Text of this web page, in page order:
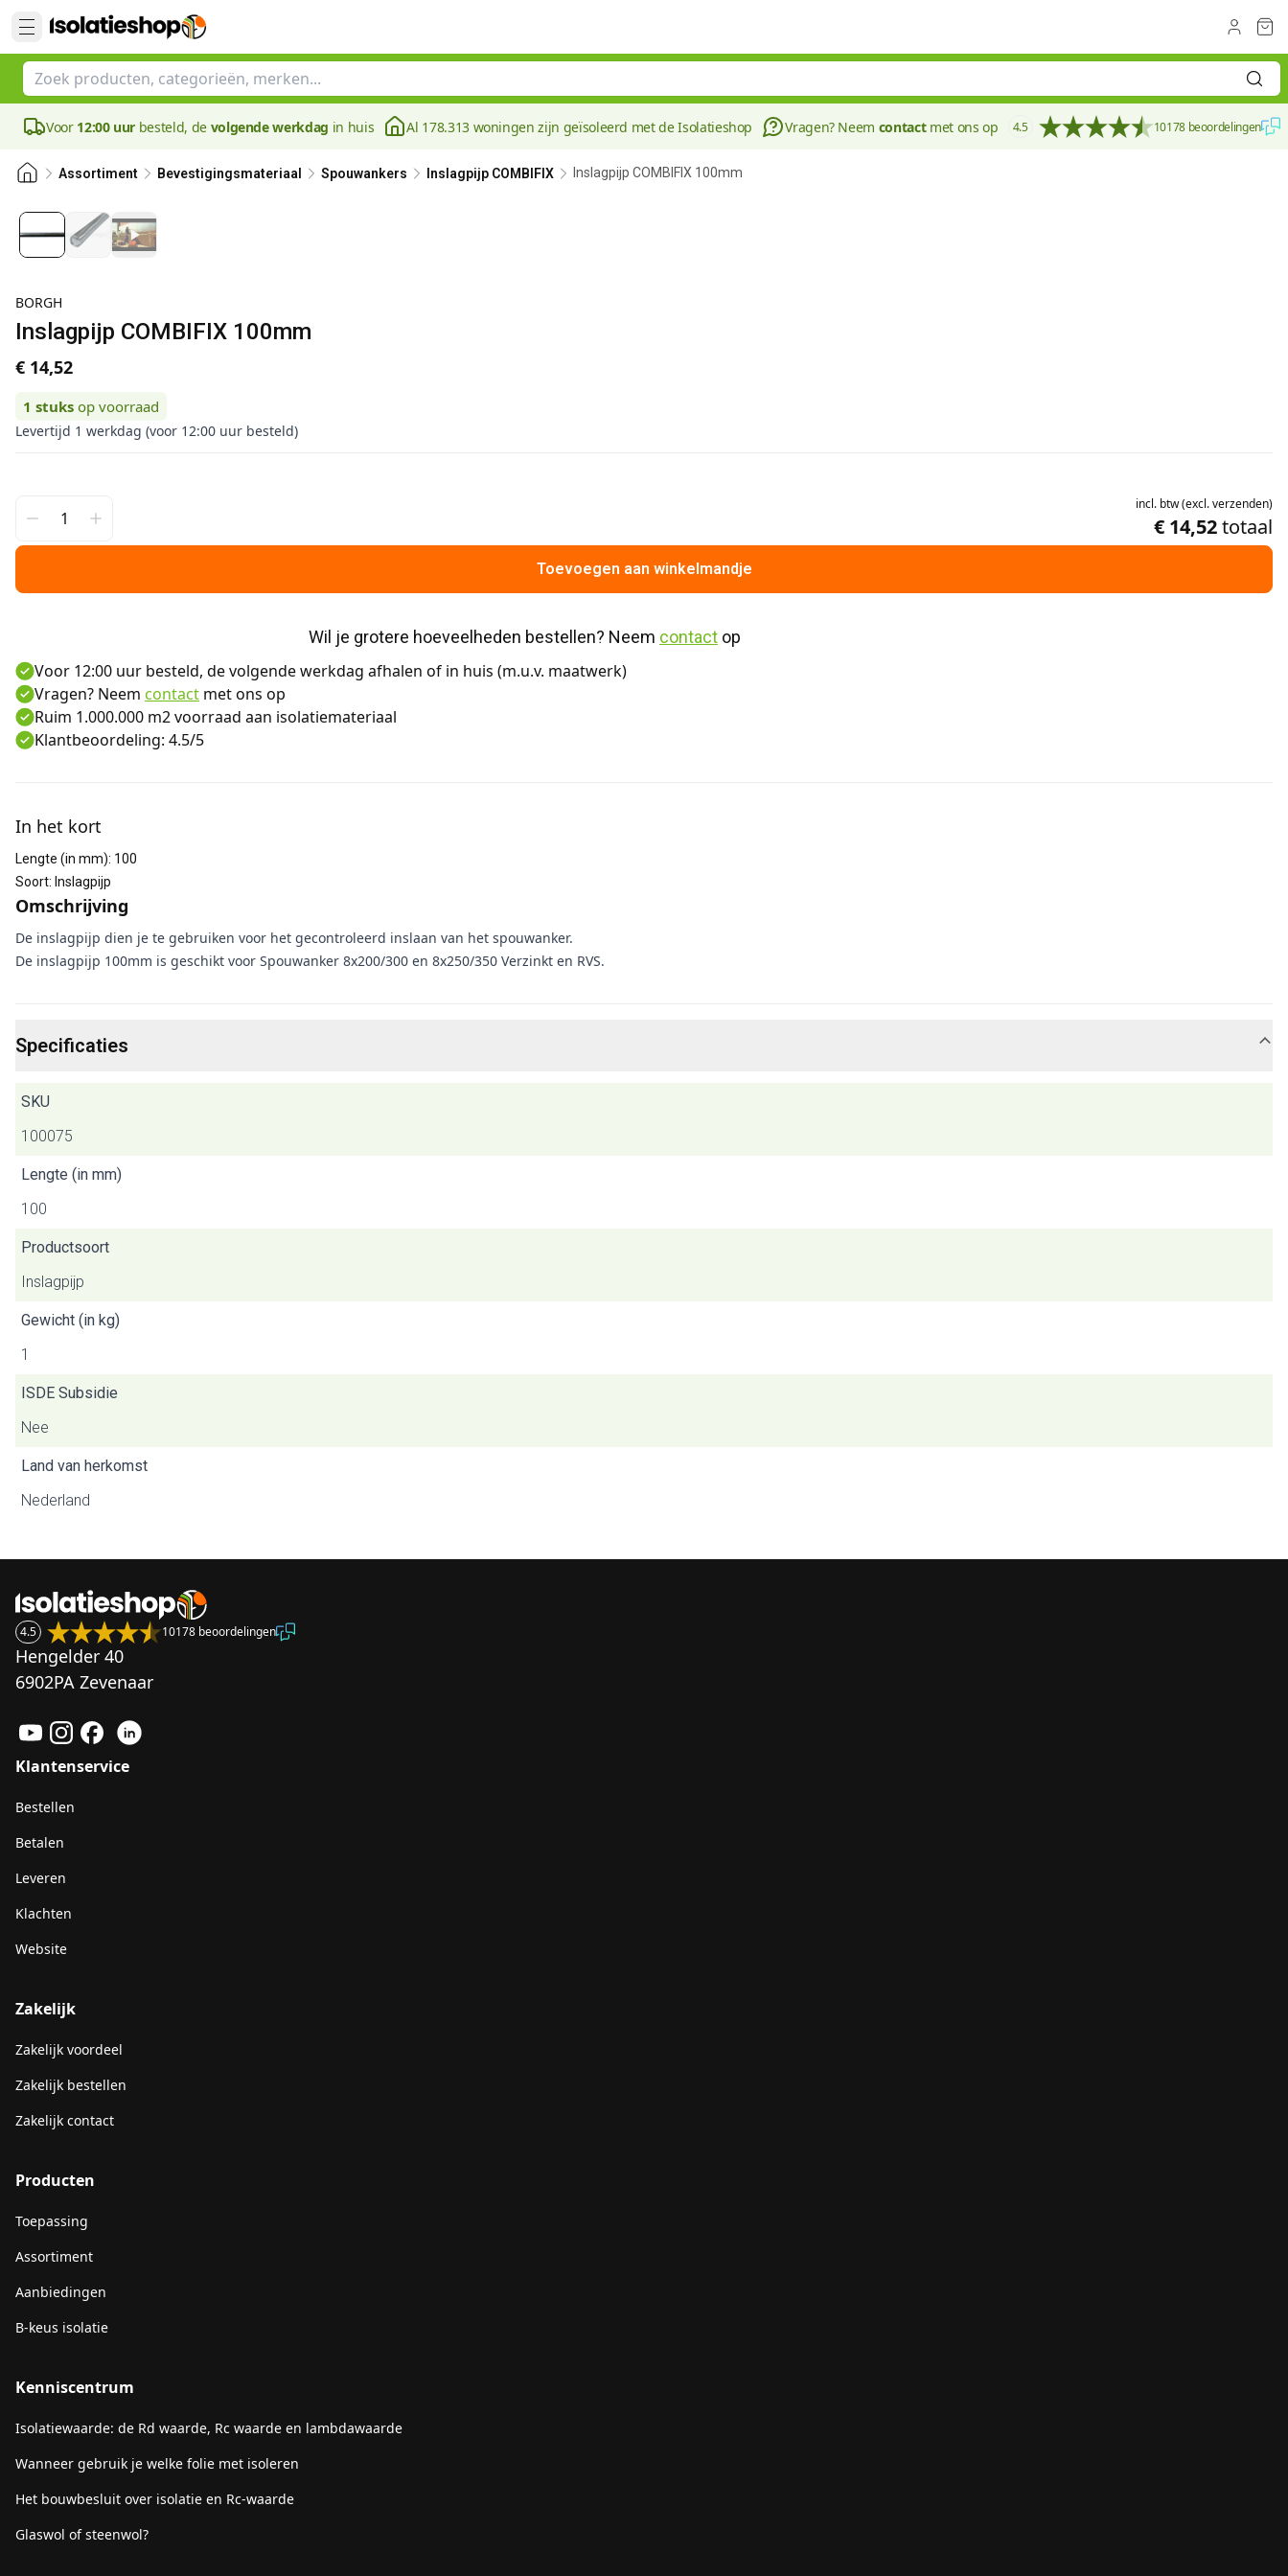
Voor 12:00 uur besteld, de volgende werkdag in huis Al 178.313 woningen zijn geïsoleerd met de Isolatieshop Vragen? Neem contactmet ons op 4.5 10178 beoordelingen
Assortiment Bevestigingsmateriaal Spouwankers Inslagpijp COMBIFIX Inslagpijp COMBIFIX 100mm
BORGH
Inslagpijp COMBIFIX 100mm
€ 14,52
1 stuks op voorraad
Levertijd 1 werkdag (voor 12:00 uur besteld)
incl. btw(excl.verzenden)
€ 14,52totaal
Toevoegen aan winkelmandje
Wil je grotere hoeveelheden bestellen? Neem contact op
Voor 12:00 uur besteld, de volgende werkdag afhalen of in huis (m.u.v. maatwerk)
Vragen? Neem contact met ons op
Ruim 1.000.000 m2 voorraad aan isolatiemateriaal
Klantbeoordeling: 4.5/5
In het kort
Lengte (in mm): 100
Soort: Inslagpijp
Omschrijving
De inslagpijp dien je te gebruiken voor het gecontroleerd inslaan van het spouwanker.
De inslagpijp 100mm is geschikt voor Spouwanker 8x200/300 en 8x250/350 Verzinkt en RVS.
Specificaties
SKU
100075
Lengte (in mm)
100
Productsoort
Inslagpijp
Gewicht (in kg)
1
ISDE Subsidie
Nee
Land van herkomst
Nederland
4.5 10178 beoordelingen
Hengelder 40
6902PA Zevenaar
Klantenservice
Bestellen
Betalen
Leveren
Klachten
Website
Zakelijk
Zakelijk voordeel
Zakelijk bestellen
Zakelijk contact
Producten
Toepassing
Assortiment
Aanbiedingen
B-keus isolatie
Kenniscentrum
Isolatiewaarde: de Rd waarde, Rc waarde en lambdawaarde
Wanneer gebruik je welke folie met isoleren
Het bouwbesluit over isolatie en Rc-waarde
Glaswol of steenwol?